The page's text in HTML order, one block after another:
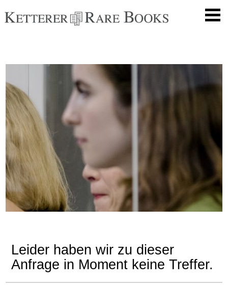
Leider haben wir zu dieser
Anfrage in Moment keine Treffer.